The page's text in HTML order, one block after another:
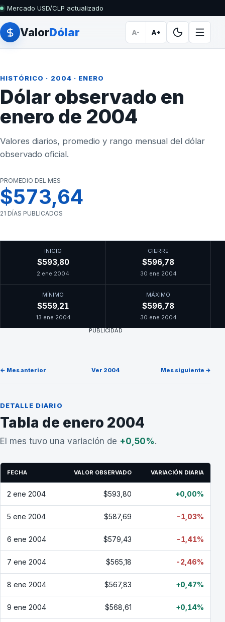
Mercado USD/CLP actualizado
ValorDólar A- A+
HISTÓRICO · 2004 · ENERO
Dólar observado en
enero de 2004
Valores diarios, promedio y rango mensual del dólar
observado oficial.
PROMEDIO DEL MES
$573,64
21 DÍAS PUBLICADOS
INICIO
$593,80
2 ene 2004
CIERRE
$596,78
30 ene 2004
MÍNIMO
$559,21
13 ene 2004
MÁXIMO
$596,78
30 ene 2004
PUBLICIDAD
← Mes anterior Ver 2004 Mes siguiente →
DETALLE DIARIO
Tabla de enero 2004
El mes tuvo una variación de +0,50%.
FECHA VALOR OBSERVADO VARIACIÓN DIARIA
2 ene 2004 $593,80 +0,00%
5 ene 2004 $587,69 -1,03%
6 ene 2004 $579,43 -1,41%
7 ene 2004 $565,18 -2,46%
8 ene 2004 $567,83 +0,47%
9 ene 2004 $568,61 +0,14%